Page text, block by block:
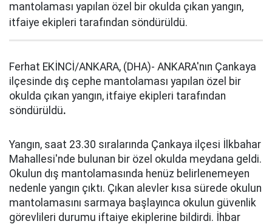
mantolaması yapılan özel bir okulda çıkan yangın,
itfaiye ekipleri tarafından söndürüldü.
Ferhat EKİNCİ/ANKARA, (DHA)- ANKARA'nın Çankaya
ilçesinde dış cephe mantolaması yapılan özel bir
okulda çıkan yangın, itfaiye ekipleri tarafından
söndürüldü.
Yangın, saat 23.30 sıralarında Çankaya ilçesi İlkbahar
Mahallesi'nde bulunan bir özel okulda meydana geldi.
Okulun dış mantolamasında henüz belirlenemeyen
nedenle yangın çıktı. Çıkan alevler kısa sürede okulun
mantolamasını sarmaya başlayınca okulun güvenlik
görevlileri durumu iftaiye ekiplerine bildirdi. İhbar